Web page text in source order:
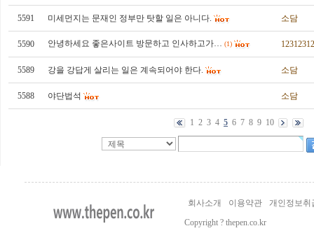
5591 미세먼지는 문재인 정부만 탓할 일은 아니다. 소담
5590 안녕하세요 좋은사이트 방문하고 인사하고가… (1)
5589 강을 강답게 살리는 일은 계속되어야 한다. 소담
5588 야단법석 소담
1 2 3 4 5 6 7 8 9 10
회사소개 이용약관
개인정보취
Copyright ? thepen.co.kr